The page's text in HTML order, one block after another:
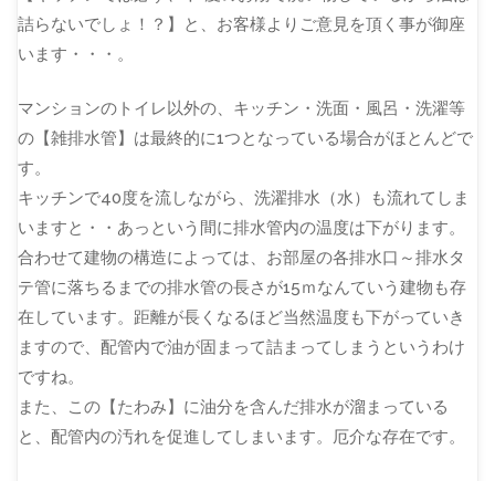
詰らないでしょ！？】と、お客様よりご意見を頂く事が御座
います・・・。
マンションのトイレ以外の、キッチン・洗面・風呂・洗濯等
の【雑排水管】は最終的に1つとなっている場合がほとんどで
す。
キッチンで40度を流しながら、洗濯排水（水）も流れてしま
いますと・・あっという間に排水管内の温度は下がります。
合わせて建物の構造によっては、お部屋の各排水口～排水タ
テ管に落ちるまでの排水管の長さが15ｍなんていう建物も存
在しています。距離が長くなるほど当然温度も下がっていき
ますので、配管内で油が固まって詰まってしまうというわけ
ですね。
また、この【たわみ】に油分を含んだ排水が溜まっている
と、配管内の汚れを促進してしまいます。厄介な存在です。